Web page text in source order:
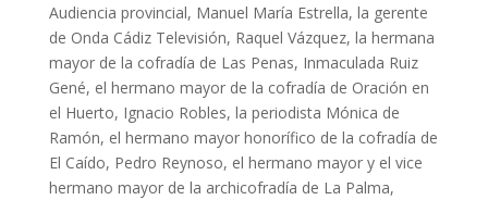
Audiencia provincial, Manuel María Estrella, la gerente
de Onda Cádiz Televisión, Raquel Vázquez, la hermana
mayor de la cofradía de Las Penas, Inmaculada Ruiz
Gené, el hermano mayor de la cofradía de Oración en
el Huerto, Ignacio Robles, la periodista Mónica de
Ramón, el hermano mayor honorífico de la cofradía de
El Caído, Pedro Reynoso, el hermano mayor y el vice
hermano mayor de la archicofradía de La Palma,